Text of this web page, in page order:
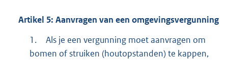
Artikel 5: Aanvragen van een omgevingsvergunning
1.
Als je een vergunning moet aanvragen om
bomen of struiken (houtopstanden) te kappen,